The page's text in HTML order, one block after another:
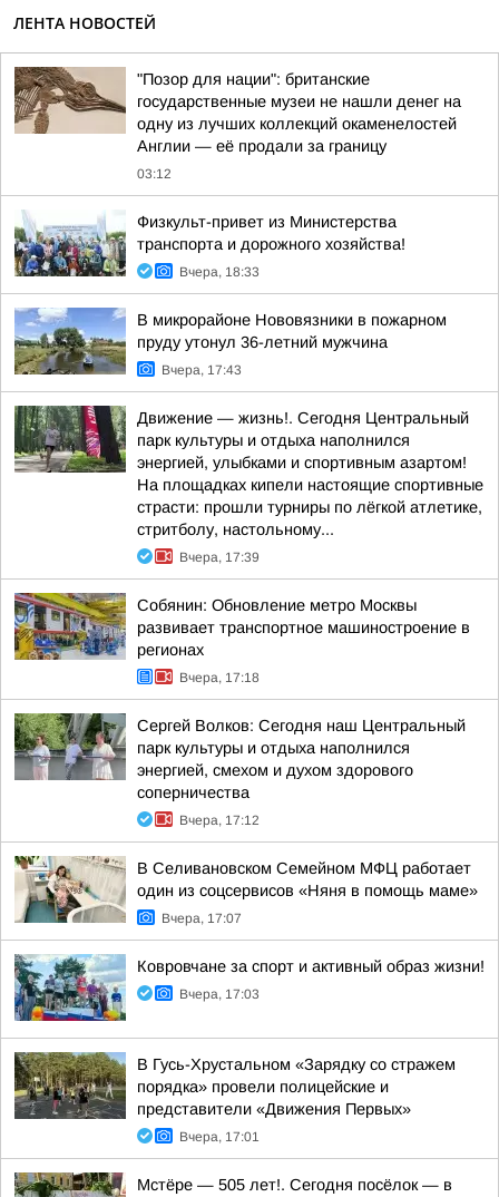
ЛЕНТА НОВОСТЕЙ
"Позор для нации": британские
государственные музеи не нашли денег на
одну из лучших коллекций окаменелостей
Англии — её продали за границу
03:12
Физкульт-привет из Министерства
транспорта и дорожного хозяйства!
Вчера, 18:33
В микрорайоне Нововязники в пожарном
пруду утонул 36-летний мужчина
Вчера, 17:43
Движение — жизнь!. Сегодня Центральный
парк культуры и отдыха наполнился
энергией, улыбками и спортивным азартом!
На площадках кипели настоящие спортивные
страсти: прошли турниры по лёгкой атлетике,
стритболу, настольному...
Вчера, 17:39
Собянин: Обновление метро Москвы
развивает транспортное машиностроение в
регионах
Вчера, 17:18
Сергей Волков: Сегодня наш Центральный
парк культуры и отдыха наполнился
энергией, смехом и духом здорового
соперничества
Вчера, 17:12
В Селивановском Семейном МФЦ работает
один из соцсервисов «Няня в помощь маме»
Вчера, 17:07
Ковровчане за спорт и активный образ жизни!
Вчера, 17:03
В Гусь-Хрустальном «Зарядку со стражем
порядка» провели полицейские и
представители «Движения Первых»
Вчера, 17:01
Мстёре — 505 лет!. Сегодня посёлок — в